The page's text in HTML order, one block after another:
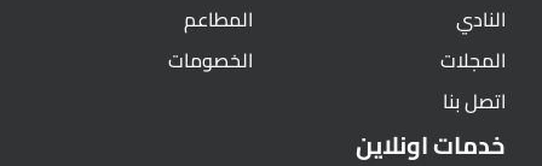
النادي
المجلات
اتصل بنا
المطاعم
الخصومات
خدمات اونلاين